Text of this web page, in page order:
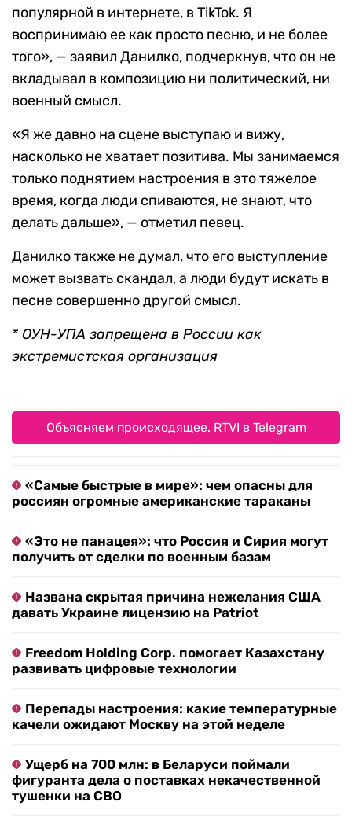
популярной в интернете, в TikTok. Я
воспринимаю ее как просто песню, и не более
того», — заявил Данилко, подчеркнув, что он не
вкладывал в композицию ни политический, ни
военный смысл.
«Я же давно на сцене выступаю и вижу,
насколько не хватает позитива. Мы занимаемся
только поднятием настроения в это тяжелое
время, когда люди спиваются, не знают, что
делать дальше», — отметил певец.
Данилко также не думал, что его выступление
может вызвать скандал, а люди будут искать в
песне совершенно другой смысл.
* ОУН-УПА запрещена в России как
экстремистская организация
Объясняем происходящее. RTVI в Telegram
«Самые быстрые в мире»: чем опасны для
россиян огромные американские тараканы
«Это не панацея»: что Россия и Сирия могут
получить от сделки по военным базам
Названа скрытая причина нежелания США
давать Украине лицензию на Patriot
Freedom Holding Corp. помогает Казахстану
развивать цифровые технологии
Перепады настроения: какие температурные
качели ожидают Москву на этой неделе
Ущерб на 700 млн: в Беларуси поймали
фигуранта дела о поставках некачественной
тушенки на СВО